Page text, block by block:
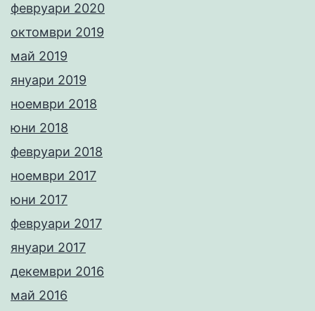
февруари 2020
октомври 2019
май 2019
януари 2019
ноември 2018
юни 2018
февруари 2018
ноември 2017
юни 2017
февруари 2017
януари 2017
декември 2016
май 2016